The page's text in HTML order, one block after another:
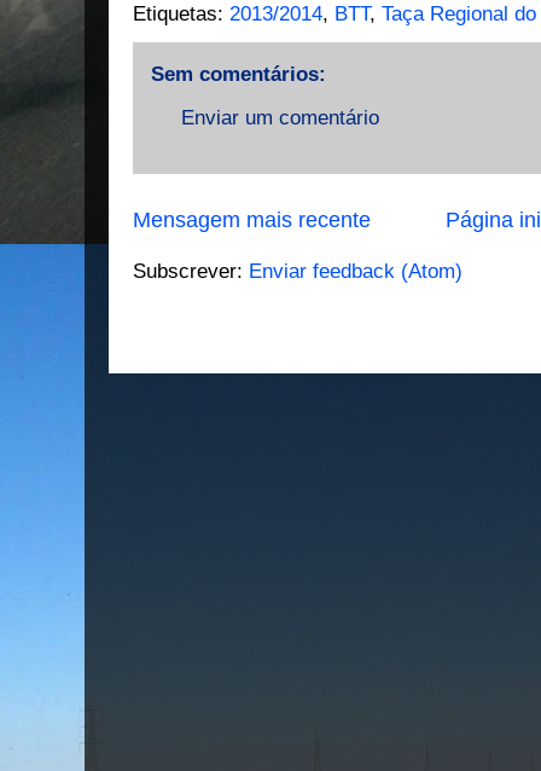
Etiquetas: 2013/2014, BTT, Taça Regional
Sem comentários:
Enviar um comentário
Mensagem mais recente Página
Subscrever: Enviar feedback (Atom)